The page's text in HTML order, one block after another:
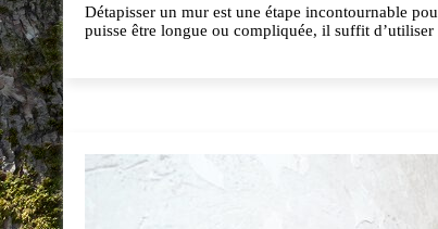
Détapisser un mur est une étape incontournable
puisse être longue ou compliquée, il suffit